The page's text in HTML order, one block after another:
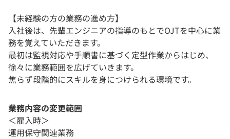
【未経験の方の業務の進め方】
入社後は、先輩エンジニアの指導のもとでOJTを中心に業
務を覚えていただきます。
最初は監視対応や手順書に基づく定型作業からはじめ、
徐々に業務範囲を広げていきます。
焦らず段階的にスキルを身につけられる環境です。
業務内容の変更範囲
＜雇入時＞
運用保守関連業務